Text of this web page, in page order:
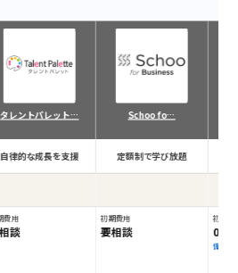
タレントパレット…
自律的な成長を支援
費用
談
Schoo fo…
定額制で学び放題
初期費用
要相談
初期費
0円
備考